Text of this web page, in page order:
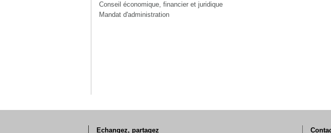
Conseil économique, financier et juridique
Mandat d'administration
Echangez, partagez